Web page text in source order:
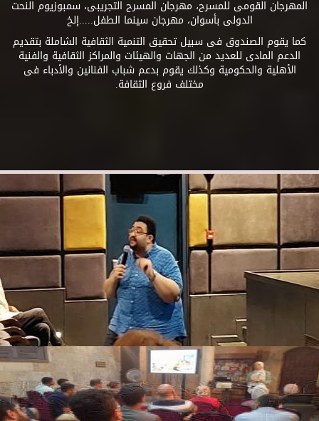
المهرجان القومى للمسرح، مهرجان المسرح التجريبى، سمبوزيوم النحت
الدولى بأسوان، مهرجان سينما الطفل.....إلخ
كما يقوم الصندوق فى سبيل تحقيق التنمية الثقافية الشاملة بتقديم
الدعم المادى للعديد من الجهات والهيئات والمراكز الثقافية والفنية
الأهلية والحكومية وكذلك يقوم بدعم شباب الفنانين والأدباء فى
مختلف فروع الثقافة.